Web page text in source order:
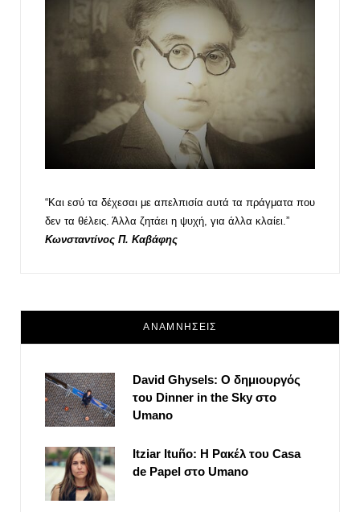
“Και εσύ τα δέχεσαι με απελπισία αυτά τα πράγματα που
δεν τα θέλεις. Άλλα ζητάει η ψυχή, για άλλα κλαίει.”
Κωνσταντίνος Π. Καβάφης
ΑΝΑΜΝΗΣΕΙΣ
David Ghysels: Ο δημιουργός
του Dinner in the Sky στο
Umano
Itziar Ituño: Η Ρακέλ του Casa
de Papel στο Umano